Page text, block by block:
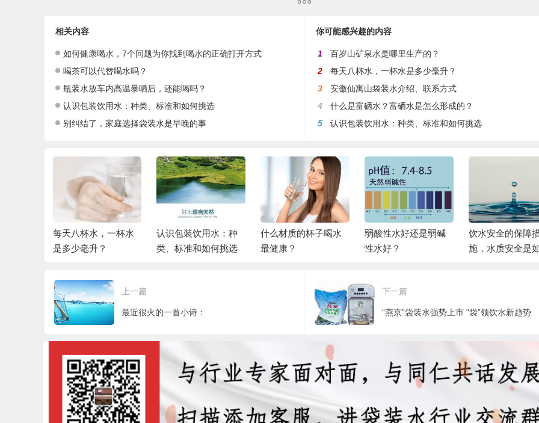
相关内容
如何健康喝水，7个问题为你找到喝水的正确打开方式
喝茶可以代替喝水吗？
瓶装水放车内高温暴晒后，还能喝吗？
认识包装饮用水：种类、标准和如何挑选
别纠结了，家庭选择袋装水是早晚的事
你可能感兴趣的内容
1
百岁山矿泉水是哪里生产的？
2
每天八杯水，一杯水是多少毫升？
3
安徽仙寓山袋装水介绍、联系方式
4
什么是富硒水？富硒水是怎么形成的？
5
认识包装饮用水：种类、标准和如何挑选
每天八杯水，一杯水
是多少毫升？
认识包装饮用水：种
类、标准和如何挑选
什么材质的杯子喝水
最健康？
弱酸性水好还是弱碱
性水好？
饮水安全的保障
施，水质安全是
上一篇
最近很火的一首小诗：
下一篇
“燕京”袋装水强势上市 “袋”领饮水新趋势